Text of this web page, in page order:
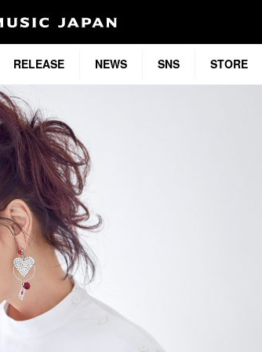
RELEASE NEWS SNS STORE